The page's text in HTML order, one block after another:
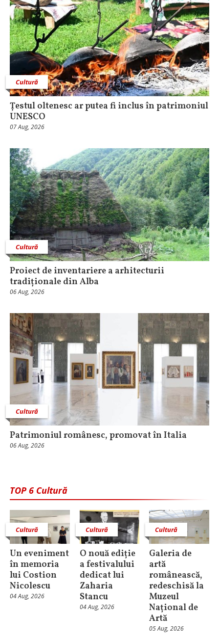
Cultură
Țestul oltenesc ar putea fi inclus în patrimoniul
UNESCO
07 Aug, 2026
Cultură
Proiect de inventariere a arhitecturii
tradiționale din Alba
06 Aug, 2026
Cultură
Patrimoniul românesc, promovat în Italia
06 Aug, 2026
TOP 6 Cultură
Cultură
Un eveniment
în memoria
lui Costion
Nicolescu
04 Aug, 2026
Cultură
O nouă ediție
a festivalului
dedicat lui
Zaharia
Stancu
04 Aug, 2026
Cultură
Galeria de
artă
românească,
redeschisă la
Muzeul
Național de
Artă
05 Aug, 2026